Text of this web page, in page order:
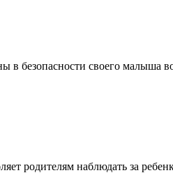
безопасности своего малыша
родителям наблюдать за